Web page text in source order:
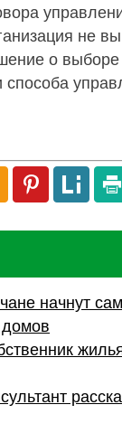
не
о
способа
начнут
домов